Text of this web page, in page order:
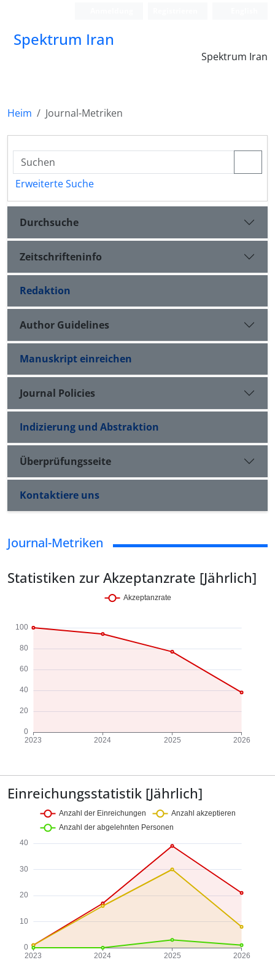
Spektrum Iran
Spektrum Iran
Heim Journal-Metriken
Erweiterte Suche
Durchsuche
Zeitschrifteninfo
Redaktion
Author Guidelines
Manuskript einreichen
Journal Policies
Indizierung und Abstraktion
Überprüfungsseite
Kontaktiere uns
Journal-Metriken
Statistiken zur Akzeptanzrate [Jährlich]
Einreichungsstatistik [Jährlich]